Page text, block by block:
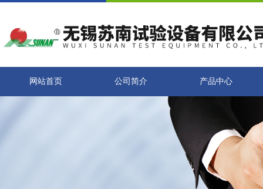
网站首页 公司简介 产品中心